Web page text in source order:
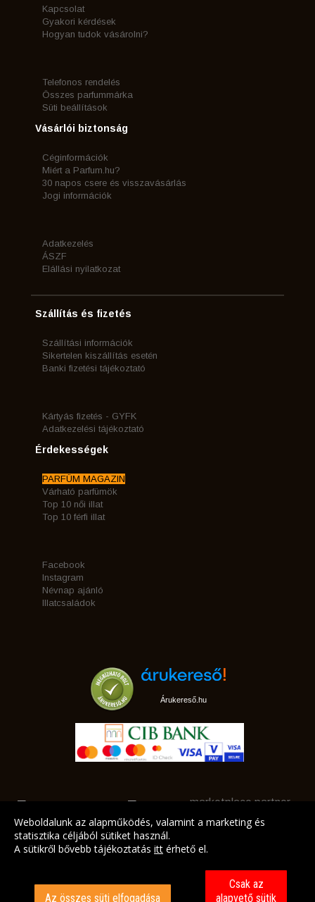
Kapcsolat
Gyakori kérdések
Hogyan tudok vásárolni?
Telefonos rendelés
Összes parfummárka
Süti beállítások
Vásárlói biztonság
Céginformációk
Miért a Parfum.hu?
30 napos csere és visszavásárlás
Jogi információk
Adatkezelés
ÁSZF
Elállási nyilatkozat
Szállítás és fizetés
Szállítási információk
Sikertelen kiszállítás esetén
Banki fizetési tájékoztató
Kártyás fizetés - GYFK
Adatkezelési tájékoztató
Érdekességek
PARFÜM MAGAZIN
Várható parfümök
Top 10 női illat
Top 10 férfi illat
Facebook
Instagram
Névnap ajánló
Illatcsaládok
Árukereső.hu
marketplace partner
Weboldalunk az alapműködés, valamint a marketing és
statisztika céljából sütiket használ.
A sütikről bővebb tájékoztatás itt érhető el.
Az összes süti elfogadása
Csak az
alapvető sütik